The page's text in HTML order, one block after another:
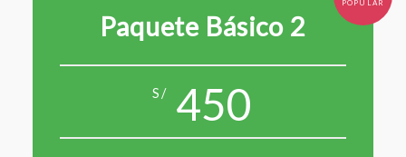
Paquete Básico 2
S/ 450